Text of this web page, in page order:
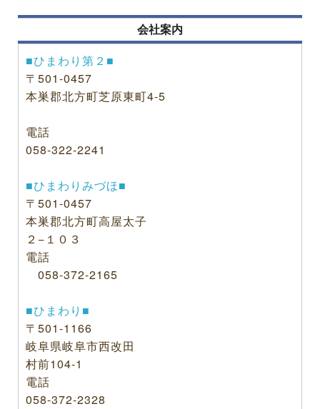
会社案内
■ひまわり第２■
〒501-0457
本巣郡北方町芝原東町4-5
電話
058-322-2241
■ひまわりみづほ■
〒501-0457
本巣郡北方町高屋太子
２−１０３
電話
058-372-2165
■ひまわり■
〒501-1166
岐阜県岐阜市西改田
村前104-1
電話
058-372-2328